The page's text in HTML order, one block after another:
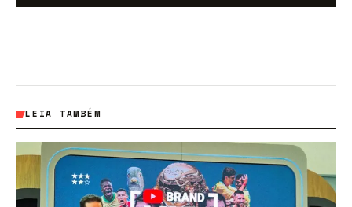
LEIA TAMBÉM